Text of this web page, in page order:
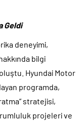
Geldi
deneyimi,
bilgi
Hyundai Motor
programda,
stratejisi,
projeleri ve